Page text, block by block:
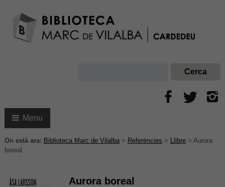
Menu
On està ara: Biblioteca Marc de Vilalba> Referències > Llibre> Aurora
boreal
Aurora boreal